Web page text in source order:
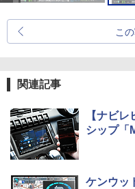
こ
関連記事
【ナビ
シップ「
ケンウッ